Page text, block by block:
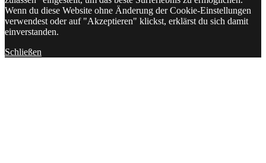
Wenn du diese Website ohne Änderung der Cookie-Einstellungen
verwendest oder auf "Akzeptieren" klickst, erklärst du sich damit
einverstanden.
Schließen